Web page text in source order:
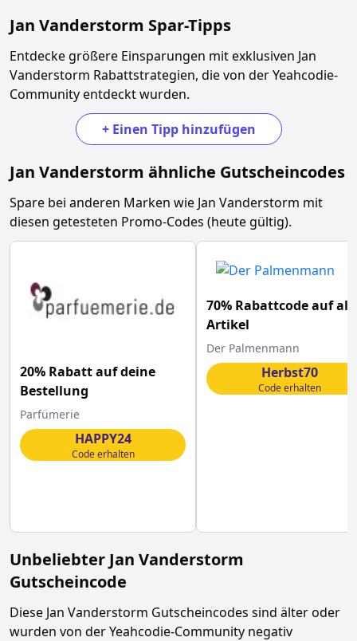
Jan Vanderstorm Spar-Tipps
Entdecke größere Einsparungen mit exklusiven Jan
Vanderstorm Rabattstrategien, die von der Yeahcodie-
Community entdeckt wurden.
+ Einen Tipp hinzufügen
Jan Vanderstorm ähnliche Gutscheincodes
Spare bei anderen Marken wie Jan Vanderstorm mit
diesen getesteten Promo-Codes (heute gültig).
20% Rabatt auf deine
Bestellung
Parfümerie
HAPPY24
Code erhalten
70% Rabattcode auf
Artikel
Der Palmenmann
Herbst70
Code erhalten
Unbeliebter Jan Vanderstorm
Gutscheincode
Diese Jan Vanderstorm Gutscheincodes sind älter oder
wurden von der Yeahcodie-Community negativ